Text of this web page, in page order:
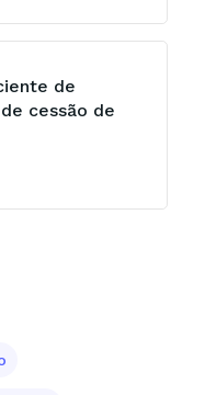
de
cessão de